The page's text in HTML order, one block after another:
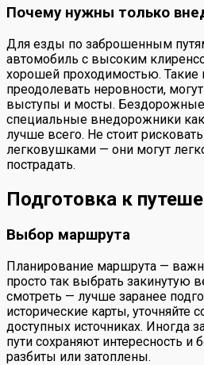
Почему нужны только
Для езды по заброшенным
автомобиль с высоким
хорошей проходимостью.
преодолевать неровности,
выступы и мосты.
специальные внедорожники как
лучше всего. Не стоит
легковушками — они могут
пострадать.
Подготовка к
Выбор маршрута
Планирование маршрута —
просто так выбрать закинутую
смотреть — лучше заранее
исторические карты, уточняйте
доступных источниках. Иногда
пути сохраняют интересность и
разбиты или затоплены.